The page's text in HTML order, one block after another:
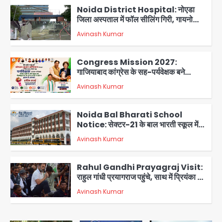
2
Noida District Hospital: नोएडा
जिला अस्पताल में फॉल सीलिंग गिरी, गायनो
OT गैलरी में बड़ा हादसा टला; मरीजों की सुरक्षा
पर उठे सवाल
Avinash Kumar
3
Congress Mission 2027:
गाजियाबाद कांग्रेस के सह-पर्यवेक्षक बने
सतेन्द्र शर्मा, गौतमबुद्धनगर नेताओं ने जताया
आभार
Avinash Kumar
4
Noida Bal Bharati School
Notice: सेक्टर-21 के बाल भारती स्कूल में
बिना खिड़की-वेंटिलेशन बेसमेंट में चल रही थी
8वीं की क्लास, NCPCR की शिकायत पर
भेजा नोटिस
Avinash Kumar
5
Rahul Gandhi Prayagraj Visit:
राहुल गांधी प्रयागराज पहुंचे, साथ में प्रियंका की
बेटी मिराया; केपी ग्राउंड में छात्रों से संवाद,
सिर्फ 5 हजार मौजूद
Avinash Kumar